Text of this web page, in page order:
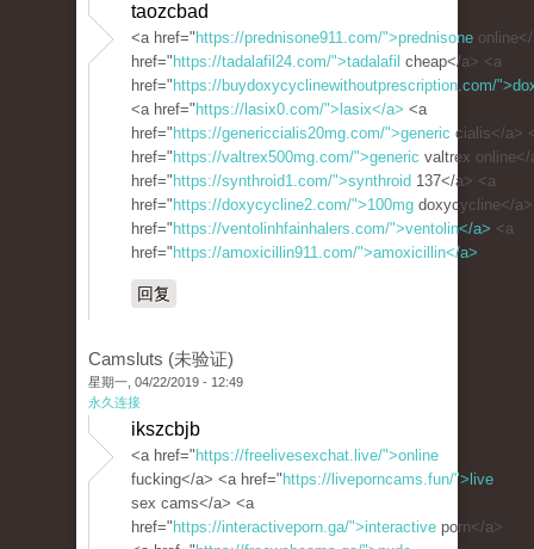
taozcbad
<a href=" https://prednisone911.com/">prednisone
href=" https://tadalafil24.com/">tadalafil cheap</a> <a
href=" https://buydoxycyclinewithoutprescription.com/
<a href=" https://lasix0.com/">lasix</a> <a
href=" https://genericcialis20mg.com/">generic cialis</a>
href=" https://valtrex500mg.com/">generic valtrex
href=" https://synthroid1.com/">synthroid 137</a> <a
href=" https://doxycycline2.com/">100mg doxycycline</
href=" https://ventolinhfainhalers.com/">ventolin</a> <a
href=" https://amoxicillin911.com/">amoxicillin</a>
回复
Camsluts (未验证)
星期一, 04/22/2019 - 12:49
永久连接
ikszcbjb
<a href=" https://freelivesexchat.live/">online
fucking</a> <a href=" https://liveporncams.fun/">live
sex cams</a> <a
href=" https://interactiveporn.ga/">interactive porn</a>